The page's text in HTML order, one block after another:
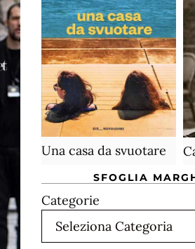
Una casa da svuotare
SFOGLIA
Categorie